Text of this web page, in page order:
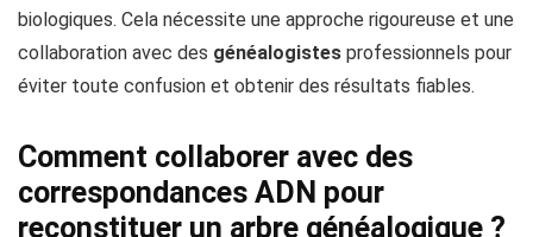
biologiques. Cela nécessite une approche rigoureuse et une
collaboration avec des généalogistes professionnels pour
éviter toute confusion et obtenir des résultats fiables.
Comment collaborer avec des
correspondances ADN pour
reconstituer un arbre généalogique ?